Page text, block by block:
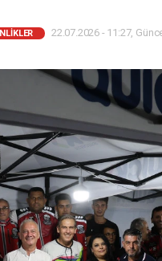
22.07.2026 - 11:27,